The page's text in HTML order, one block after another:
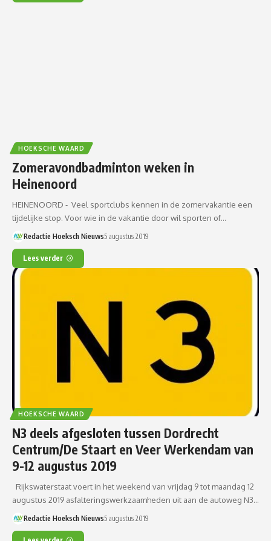
HOEKSCHE WAARD
Zomeravondbadminton weken in
Heinenoord
HEINENOORD - Veel sportclubs kennen in de zomervakantie een
tijdelijke stop. Voor wie in de vakantie door wil sporten of…
Redactie Hoeksch Nieuws5 augustus 2019
Lees verder
HOEKSCHE WAARD
N3 deels afgesloten tussen Dordrecht
Centrum/De Staart en Veer Werkendam van
9-12 augustus 2019
Rijkswaterstaat voert in het weekend van vrijdag 9 tot maandag 12
augustus 2019 asfalteringswerkzaamheden uit aan de autoweg N3…
Redactie Hoeksch Nieuws5 augustus 2019